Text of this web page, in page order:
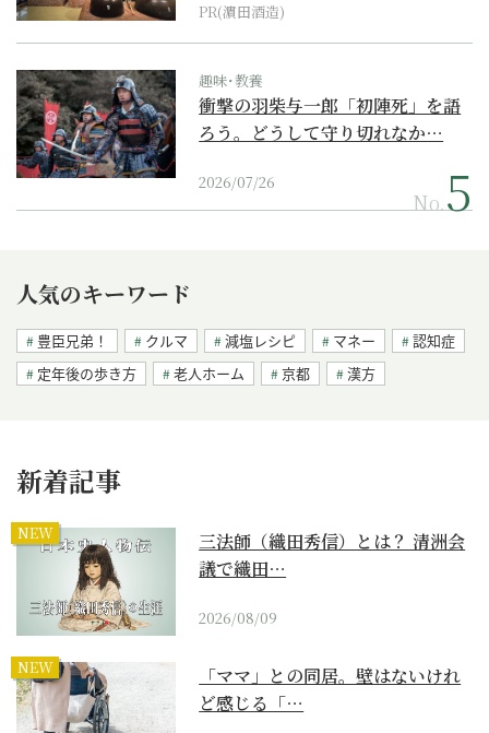
PR(濵田酒造)
趣味･教養
衝撃の羽柴与一郎「初陣死」を語
ろう。どうして守り切れなか…
2026/07/26
No.
人気のキーワード
豊臣兄弟！ クルマ 減塩レシピ マネー
認知症
定年後の歩き方
老人ホーム 京都 漢方
新着記事
NEW
三法師（織田秀信）とは？ 清洲会
議で織田…
2026/08/09
NEW
「ママ」との同居。壁はないけれ
ど感じる「…